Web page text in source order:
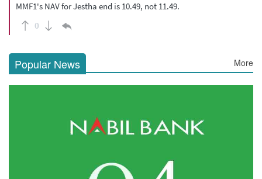
MMF1's NAV for Jestha end is 10.49, not 11.49.
0
Popular News More